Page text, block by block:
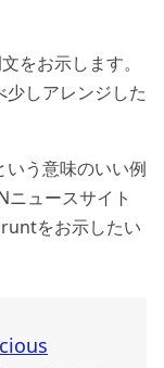
をお示します。
しアレンジした
う意味のいい例
ニュースサイト
をお示したい